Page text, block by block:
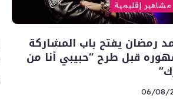
مشاهير إقليمية
رمضان يفتح باب المشاركة
قبل طرح “حبيبي أنا من
06/08/